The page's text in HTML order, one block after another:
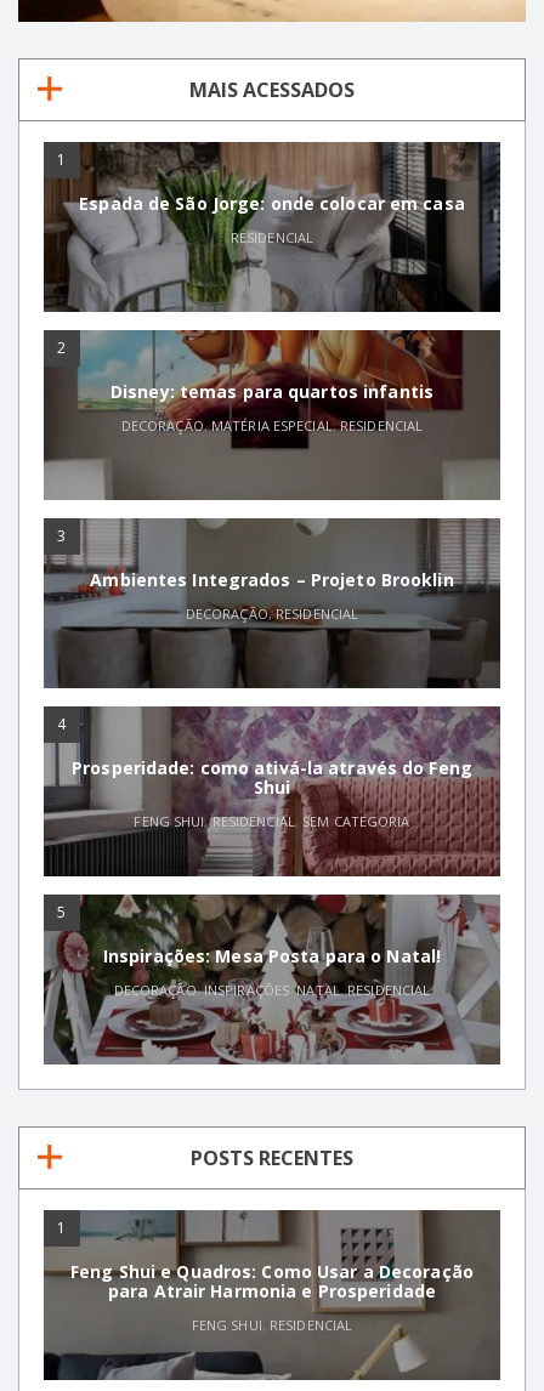
MAIS ACESSADOS
1
Espada de São Jorge: onde colocar em casa
RESIDENCIAL
2
Disney: temas para quartos infantis
DECORAÇÃO,MATÉRIA ESPECIAL,RESIDENCIAL
3
Ambientes Integrados – Projeto Brooklin
DECORAÇÃO,RESIDENCIAL
4
Prosperidade: como ativá-la através do Feng
Shui
FENG SHUI,RESIDENCIAL ,SEM CATEGORIA
5
Inspirações: Mesa Posta para o Natal!
DECORAÇÃO,INSPIRAÇÕES ,NATAL,RESIDENCIAL
POSTS RECENTES
1
Feng Shui e Quadros: Como Usar a Decoração
para Atrair Harmonia e Prosperidade
FENG SHUI, RESIDENCIAL